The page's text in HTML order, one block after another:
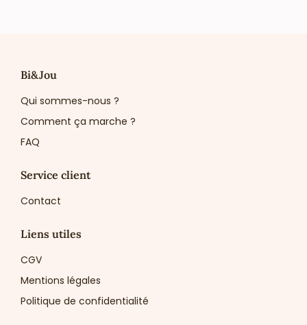
Bi&Jou
Qui sommes-nous ?
Comment ça marche ?
FAQ
Service client
Contact
Liens utiles
CGV
Mentions légales
Politique de confidentialité